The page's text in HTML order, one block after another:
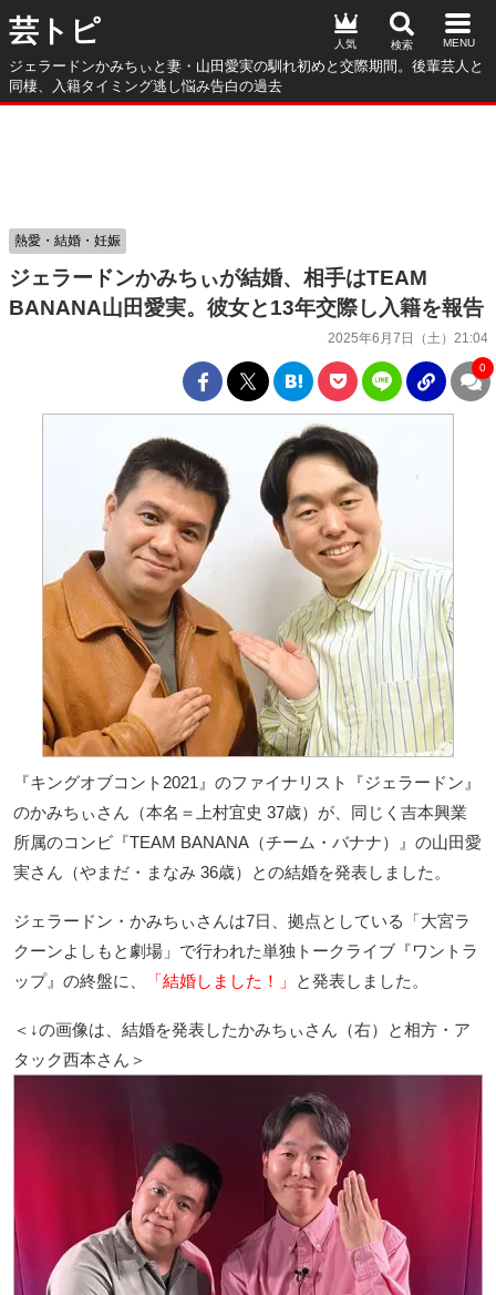
芸トピ
ジェラードンかみちぃと妻・山田愛実の馴れ初めと交際期間。後輩芸人と
同棲、入籍タイミング逃し悩み告白の過去
人気
ジェラードンかみちぃが結婚、相手はTEAM
BANANA山田愛実。彼女と13年交際し入籍を報告
2025年6月7日（土）21:04
熱愛・結婚・妊娠
0
『キングオブコント2021』のファイナリスト『ジェラードン』
のかみちぃさん（本名＝上村宜史 37歳）が、同じく吉本興業
所属のコンビ『TEAM BANANA（チーム・バナナ）』の山田愛
実さん（やまだ・まなみ 36歳）との結婚を発表しました。
ジェラードン・かみちぃさんは7日、拠点としている「大宮ラ
クーンよしもと劇場」で行われた単独トークライブ『ワントラ
ップ』の終盤に、
「結婚しました！」 と発表しました。
＜↓の画像は、結婚を発表したかみちぃさん（右）と相方・ア
タック西本さん＞